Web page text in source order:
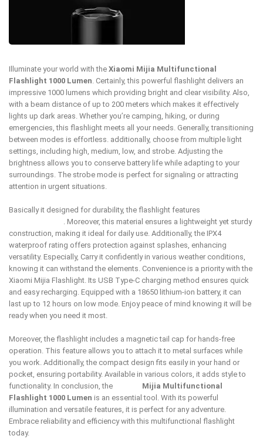
Illuminate your world with the Xiaomi Mijia Multifunctional
Flashlight 1000 Lumen. Certainly, this powerful flashlight delivers an
impressive 1000 lumens which providing bright and clear visibility. Also,
with a beam distance of up to 200 meters which makes it effectively
lights up dark areas. Whether you’re camping, hiking, or during
emergencies, this flashlight meets all your needs. Generally, transitioning
between modes is effortless. additionally, choose from multiple light
settings, including high, medium, low, and strobe. Adjusting the
brightness allows you to conserve battery life while adapting to your
surroundings. The strobe mode is perfect for signaling or attracting
attention in urgent situations.
Basically it designed for durability, the flashlight features
. Moreover, this material ensures a lightweight yet sturdy
construction, making it ideal for daily use. Additionally, the IPX4
waterproof rating offers protection against splashes, enhancing
versatility. Especially, Carry it confidently in various weather conditions,
knowing it can withstand the elements. Convenience is a priority with the
Xiaomi Mijia Flashlight. Its USB Type-C charging method ensures quick
and easy recharging. Equipped with a 18650 lithium-ion battery, it can
last up to 12 hours on low mode. Enjoy peace of mind knowing it will be
ready when you need it most.
Moreover, the flashlight includes a magnetic tail cap for hands-free
operation. This feature allows you to attach it to metal surfaces while
you work. Additionally, the compact design fits easily in your hand or
pocket, ensuring portability. Available in various colors, it adds style to
functionality. In conclusion, the
Mijia Multifunctional
Flashlight 1000 Lumen is an essential tool. With its powerful
illumination and versatile features, it is perfect for any adventure.
Embrace reliability and efficiency with this multifunctional flashlight
today.